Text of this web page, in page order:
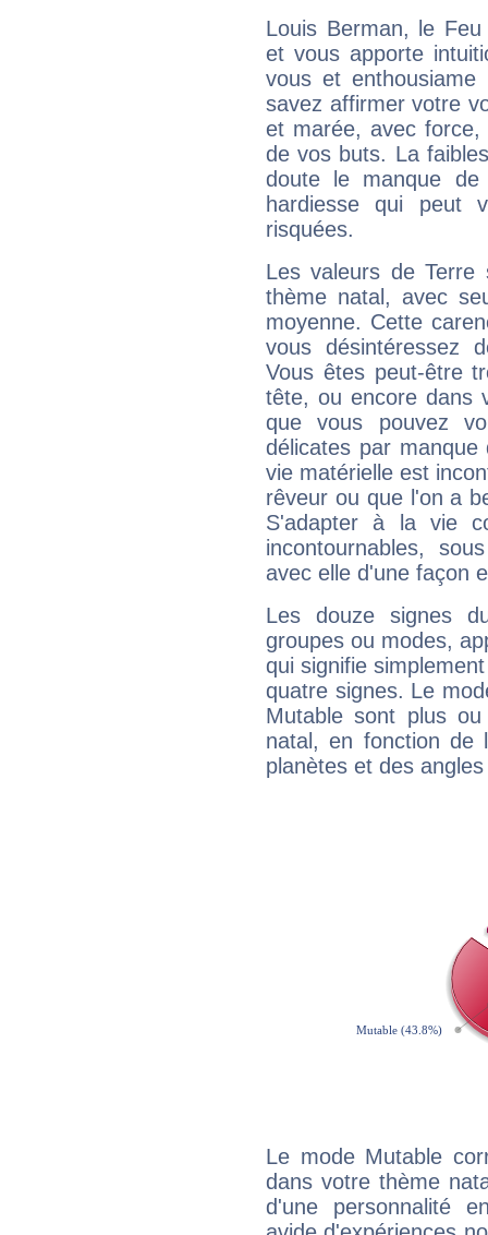
Louis Berman, le
et vous apporte
vous et
savez affirmer votre
et marée, avec
de vos buts. La
doute le manque
hardiesse qui peut
risquées.
Les valeurs de Terre
thème natal, avec
moyenne. Cette
vous désintéressez
Vous êtes peut-être
tête, ou encore dans
que vous pouvez
délicates par
vie matérielle est
rêveur ou que l'on a
S'adapter à la vie
incontournables,
avec elle d'une façon
Les douze signes
groupes ou modes,
qui signifie
quatre signes. Le
Mutable sont plus
natal, en fonction de
planètes et des
Le mode Mutable
dans votre thème
d'une personnalité